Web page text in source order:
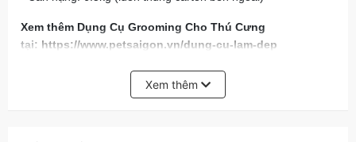
Xem thêm Dụng Cụ Grooming Cho Thú Cưng
tại: https://www.petsaigon.vn/dung-cu-lam-dep
Xem thêm